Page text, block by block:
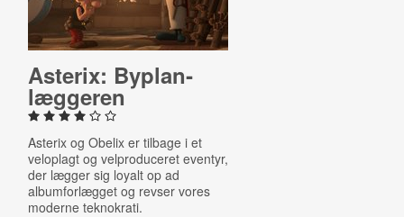
Asterix: By­plan­
læg­ge­ren
Asterix og Obelix er tilbage i et
veloplagt og velproduceret eventyr,
der lægger sig loyalt op ad
albumforlægget og revser vores
moderne teknokrati.